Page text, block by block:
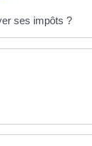
ses impôts ?